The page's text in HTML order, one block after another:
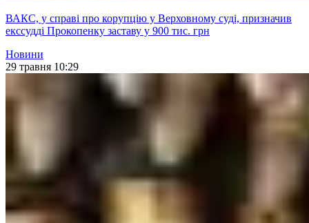
ВАКС, у справі про корупцію у Верховному суді, призначив
екссудді Прокопенку заставу у 900 тис. грн
Новини
29 травня 10:29